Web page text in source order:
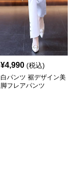
¥4,990 (税込)
白パンツ 裾デザイン美
脚フレアパンツ